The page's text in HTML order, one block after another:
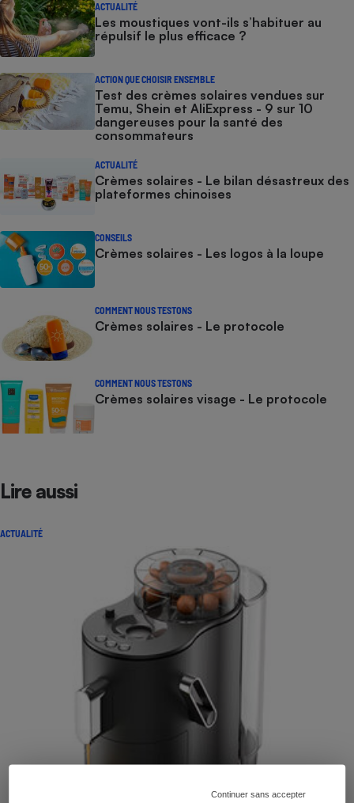
Continuer sans accepter
ACTUALITÉ
Les moustiques vont-ils s’habituer au
répulsif le plus efficace ?
ACTION QUE CHOISIR ENSEMBLE
Test des crèmes solaires vendues sur
Temu, Shein et AliExpress - 9 sur 10
dangereuses pour la santé des
consommateurs
ACTUALITÉ
Crèmes solaires - Le bilan désastreux des
plateformes chinoises
CONSEILS
Crèmes solaires - Les logos à la loupe
COMMENT NOUS TESTONS
Crèmes solaires - Le protocole
COMMENT NOUS TESTONS
Crèmes solaires visage - Le protocole
Lire aussi
ACTUALITÉ